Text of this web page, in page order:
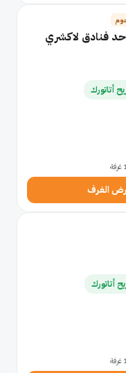
فنادق لاكشري
الغرف